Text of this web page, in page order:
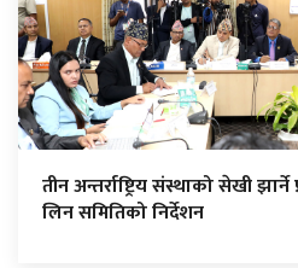
तीन अन्तर्राष्ट्रिय संस्थाको सेखी
लिन समितिको निर्देशन